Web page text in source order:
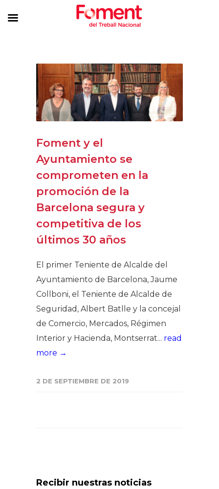
Foment y el
Ayuntamiento se
comprometen en la
promoción de la
Barcelona segura y
competitiva de los
últimos 30 años
El primer Teniente de Alcalde del
Ayuntamiento de Barcelona, Jaume
Collboni, el Teniente de Alcalde de
Seguridad, Albert Batlle y la concejal
de Comercio, Mercados, Régimen
Interior y Hacienda, Montserrat... read
more →
2 DE SEPTIEMBRE DE 2019
Recibir nuestras noticias